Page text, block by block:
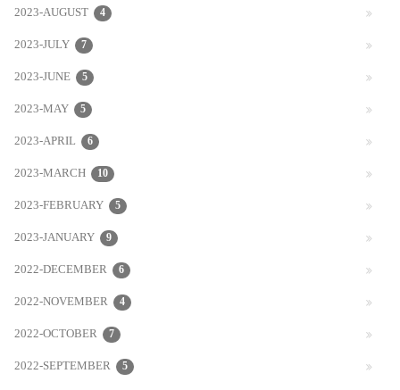
2023-AUGUST 4
2023-JULY 7
2023-JUNE 5
2023-MAY 5
2023-APRIL 6
2023-MARCH 10
2023-FEBRUARY 5
2023-JANUARY 9
2022-DECEMBER 6
2022-NOVEMBER 4
2022-OCTOBER 7
2022-SEPTEMBER 5